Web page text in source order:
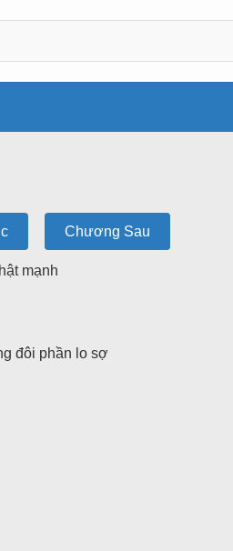
Chương Sau
mạnh
đôi phần lo sợ